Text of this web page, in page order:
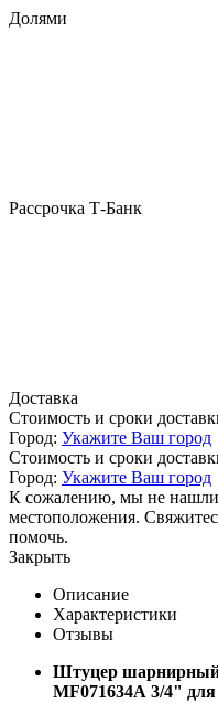
Долями
Рассрочка Т-Банк
Доставка
Стоимость и сроки
Город: Укажите Ваш город
Стоимость и сроки
Город: Укажите Ваш город
К сожалению, мы не нашли
местоположения.
помочь.
Закрыть
Описание
Характеристики
Отзывы
Штуцер
MF071634A 3/4"